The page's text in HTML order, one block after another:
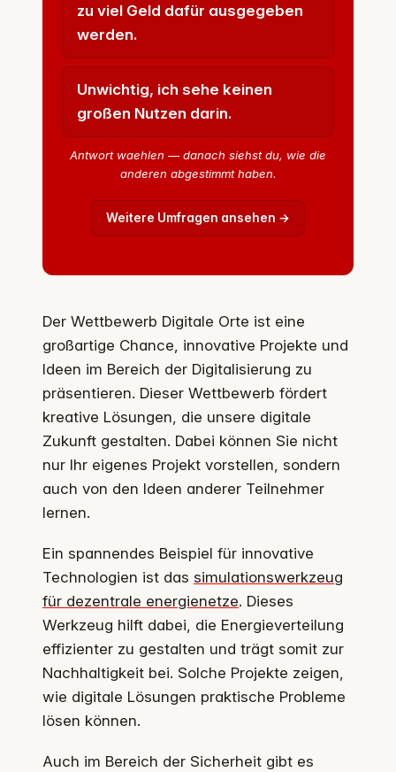
zu viel Geld dafür ausgegeben
werden.
Unwichtig, ich sehe keinen
großen Nutzen darin.
Antwort waehlen — danach siehst du, wie die
anderen abgestimmt haben.
Weitere Umfragen ansehen →
Der Wettbewerb Digitale Orte ist eine
großartige Chance, innovative Projekte und
Ideen im Bereich der Digitalisierung zu
präsentieren. Dieser Wettbewerb fördert
kreative Lösungen, die unsere digitale
Zukunft gestalten. Dabei können Sie nicht
nur Ihr eigenes Projekt vorstellen, sondern
auch von den Ideen anderer Teilnehmer
lernen.
Ein spannendes Beispiel für innovative
Technologien ist das simulationswerkzeug
für dezentrale energienetze. Dieses
Werkzeug hilft dabei, die Energieverteilung
effizienter zu gestalten und trägt somit zur
Nachhaltigkeit bei. Solche Projekte zeigen,
wie digitale Lösungen praktische Probleme
lösen können.
Auch im Bereich der Sicherheit gibt es